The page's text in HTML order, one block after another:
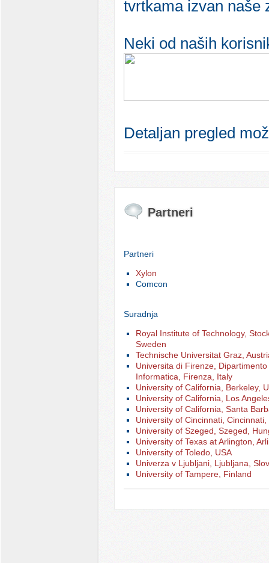
tvrtkama izvan naše
Neki od naših
Detaljan pregled
Partneri
Partneri
Xylon
Comcon
Suradnja
Royal Institute of Technology,
Sweden
Technische Universitat Graz,
Universita di Firenze,
Informatica, Firenza, Italy
University of California, Berkeley,
University of California, Los
University of California, Santa
University of Cincinnati,
University of Szeged, Szeged,
University of Texas at Arlington,
University of Toledo, USA
Univerza v Ljubljani, Ljubljana,
University of Tampere, Finland